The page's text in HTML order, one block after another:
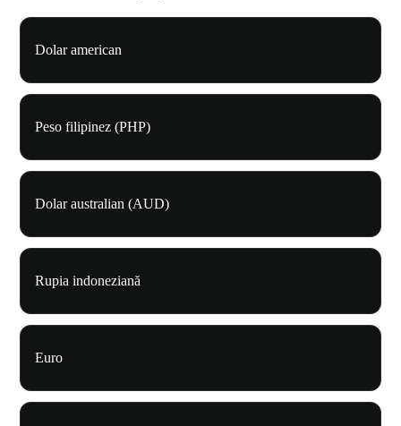
Dolar american
Peso filipinez (PHP)
Dolar australian (AUD)
Rupia indoneziană
Euro